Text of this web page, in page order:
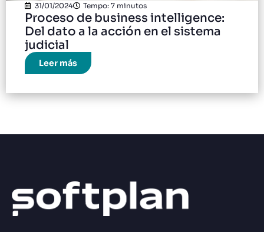
31/01/2024 Tempo: 7 minutos
Proceso de business intelligence:
Del dato a la acción en el sistema
judicial
Leer más